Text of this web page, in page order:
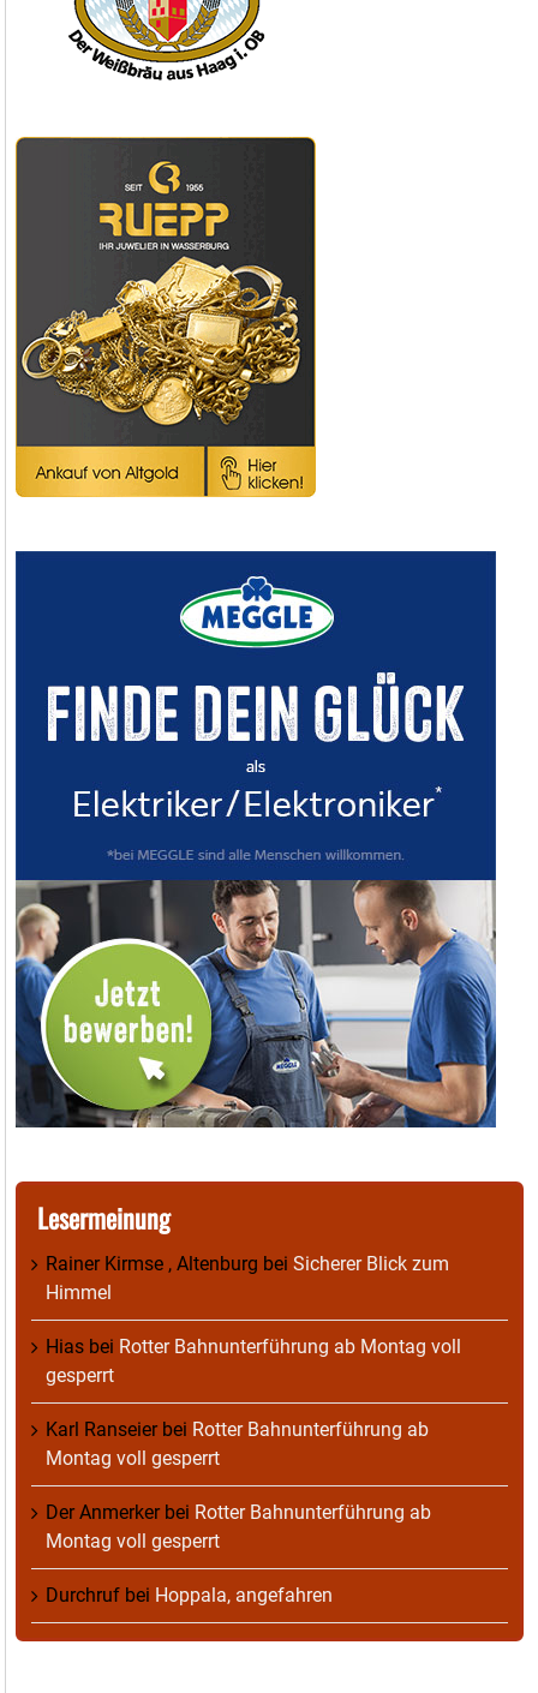
Lesermeinung
Rainer Kirmse , Altenburg bei Sicherer Blick zum
Himmel
Hias bei Rotter Bahnunterführung ab Montag voll
gesperrt
Karl Ranseierbei Rotter Bahnunterführung ab
Montag voll gesperrt
Der Anmerkerbei Rotter Bahnunterführung ab
Montag voll gesperrt
Durchruf bei Hoppala, angefahren